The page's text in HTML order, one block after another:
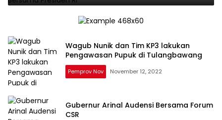
Wagub Nunik dan Tim KP3 lakukan
Pengawasan Pupuk di Tulangbawang
Pemprov Nov November 12, 2022
Gubernur Arinal Audensi Bersama Forum
CSR